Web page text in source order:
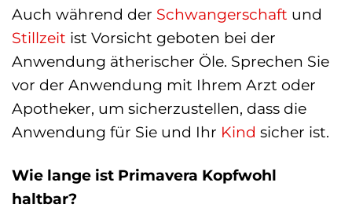
Auch während der Schwangerschaft und
Stillzeit ist Vorsicht geboten bei der
Anwendung ätherischer Öle. Sprechen Sie
vor der Anwendung mit Ihrem Arzt oder
Apotheker, um sicherzustellen, dass die
Anwendung für Sie und Ihr Kind sicher ist.
Wie lange ist Primavera Kopfwohl
haltbar?